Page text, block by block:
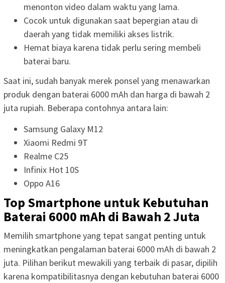
menonton video dalam waktu yang lama.
Cocok untuk digunakan saat bepergian atau di
daerah yang tidak memiliki akses listrik.
Hemat biaya karena tidak perlu sering membeli
baterai baru.
Saat ini, sudah banyak merek ponsel yang menawarkan
produk dengan baterai 6000 mAh dan harga di bawah 2
juta rupiah. Beberapa contohnya antara lain:
Samsung Galaxy M12
Xiaomi Redmi 9T
Realme C25
Infinix Hot 10S
Oppo A16
Top Smartphone untuk Kebutuhan
Baterai 6000 mAh di Bawah 2 Juta
Memilih smartphone yang tepat sangat penting untuk
meningkatkan pengalaman baterai 6000 mAh di bawah 2
juta. Pilihan berikut mewakili yang terbaik di pasar, dipilih
karena kompatibilitasnya dengan kebutuhan baterai 6000